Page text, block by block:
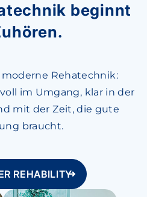
beginnt
Rehatechnik:
im Umgang, klar in der
mit der Zeit, die gute
braucht.
REHABILITY